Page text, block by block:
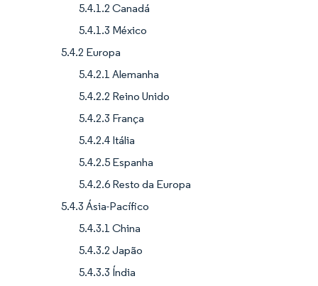
5.4.1.2 Canadá
5.4.1.3 México
5.4.2 Europa
5.4.2.1 Alemanha
5.4.2.2 Reino Unido
5.4.2.3 França
5.4.2.4 Itália
5.4.2.5 Espanha
5.4.2.6 Resto da Europa
5.4.3 Ásia-Pacífico
5.4.3.1 China
5.4.3.2 Japão
5.4.3.3 Índia